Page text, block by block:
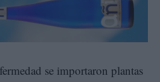
se importaron plantas